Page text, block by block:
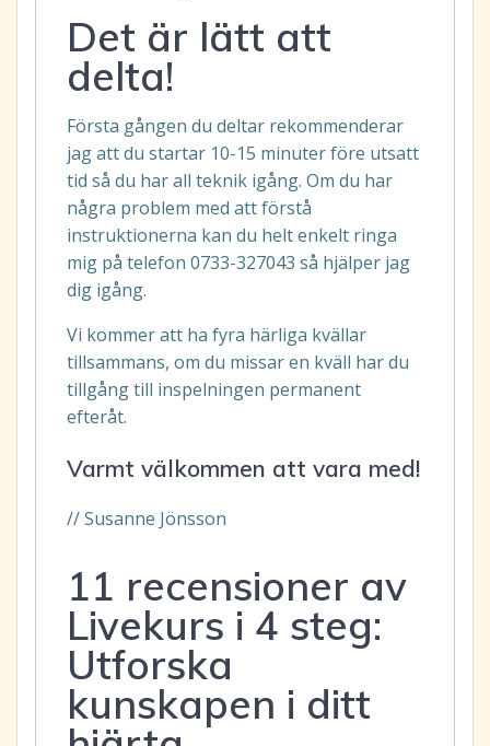
Det är lätt att
delta!
Första gången du deltar rekommenderar
jag att du startar 10-15 minuter före utsatt
tid så du har all teknik igång. Om du har
några problem med att förstå
instruktionerna kan du helt enkelt ringa
mig på telefon 0733-327043 så hjälper jag
dig igång.
Vi kommer att ha fyra härliga kvällar
tillsammans, om du missar en kväll har du
tillgång till inspelningen permanent
efteråt.
Varmt välkommen att vara med!
// Susanne Jönsson
11 recensioner av
Livekurs i 4 steg:
Utforska
kunskapen i ditt